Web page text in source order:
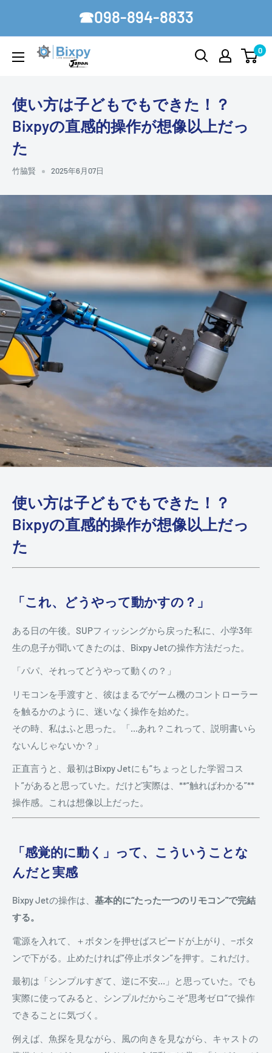
る
☎098-894-8833
Bixpy-
0
使い方は子どもでもできた！？
Bixpyの直感的操作が想像以上だっ
た
竹脇賢 2025年6月07日
使い方は子どもでもできた！？
Bixpyの直感的操作が想像以上だっ
た
「これ、どうやって動かすの？」
ある日の午後。SUPフィッシングから戻った私に、小学3年
生の息子が聞いてきたのは、Bixpy Jetの操作方法だった。
「パパ、それってどうやって動くの？」
リモコンを手渡すと、彼はまるでゲーム機のコントローラー
を触るかのように、迷いなく操作を始めた。
その時、私はふと思った。「…あれ？これって、説明書いら
ないんじゃないか？」
正直言うと、最初はBixpy Jetにも“ちょっとした学習コス
ト”があると思っていた。だけど実際は、**“触ればわかる”**
操作感。これは想像以上だった。
「感覚的に動く」って、こういうことな
んだと実感
Bixpy Jetの操作は、 基本的に“たった一つのリモコン”で完結
する。
電源を入れて、＋ボタンを押せばスピードが上がり、−ボタ
ンで下がる。止めたければ“停止ボタン”を押す。これだけ。
最初は「シンプルすぎて、逆に不安…」と思っていた。でも
実際に使ってみると、シンプルだからこそ“思考ゼロ”で操作
できることに気づく。
例えば、魚探を見ながら、風の向きを見ながら、キャストの